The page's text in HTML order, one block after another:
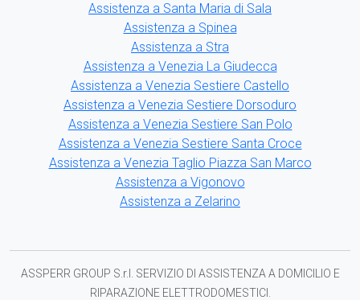
Assistenza a Santa Maria di Sala
Assistenza a Spinea
Assistenza a Stra
Assistenza a Venezia La Giudecca
Assistenza a Venezia Sestiere Castello
Assistenza a Venezia Sestiere Dorsoduro
Assistenza a Venezia Sestiere San Polo
Assistenza a Venezia Sestiere Santa Croce
Assistenza a Venezia Taglio Piazza San Marco
Assistenza a Vigonovo
Assistenza a Zelarino
ASSPERR GROUP S.r.l. SERVIZIO DI ASSISTENZA A DOMICILIO E
RIPARAZIONE ELETTRODOMESTICI.